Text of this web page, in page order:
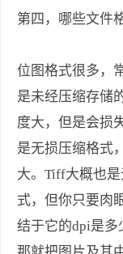
第四，哪些文件
位图格式很多，
是未经压缩存储
度大，但是会损
是无损压缩格式
大。Tiff大概也
式，但你只要肉
结于它的dpi是多